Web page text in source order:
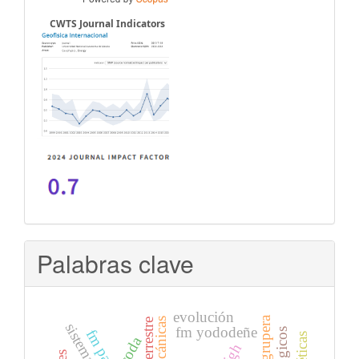
CWTS Journal Indicators
Palabras clave
fm yododeñe
coda
evolución